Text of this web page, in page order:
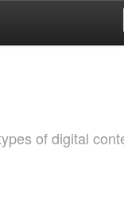
of digital